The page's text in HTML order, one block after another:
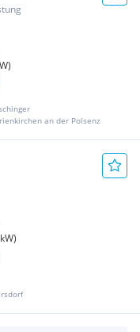
an der Polsenz